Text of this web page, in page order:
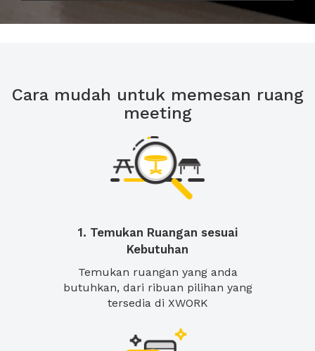
Cara mudah untuk memesan ruang
meeting
1. Temukan Ruangan sesuai
Kebutuhan
Temukan ruangan yang anda
butuhkan, dari ribuan pilihan yang
tersedia di XWORK